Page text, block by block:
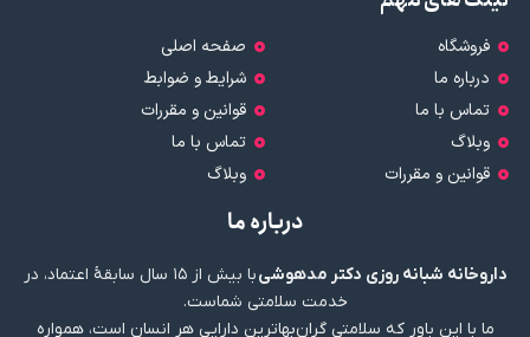
فروشگاه
درباره ما
تماس با ما
وبلاگ
قوانین و مقررات
صفحه اصلی
شرایط و ضوابط
قوانین و مقررات
تماس با ما
وبلاگ
درباره ما
داروخانه شبانه روزی دکتر مدهوشی
با بیش از ۱۵ سال سابقهٔ اعتماد، در
خدمت سلامتی شماست.
ما با این باور که سلامتی گران‌بهاترین دارایی هر انسان است، همواره